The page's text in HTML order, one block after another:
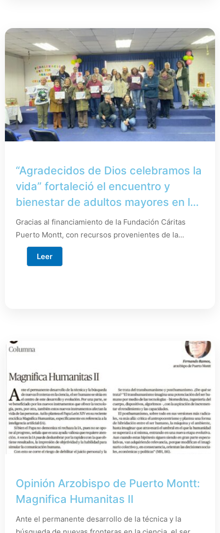
“Agradecidos de Dios celebramos la
vida” fortaleció el encuentro y
bienestar de adultos mayores en la
Parroquia Cristo Crucificado
Gracias al financiamiento de la Fundación Cáritas
Puerto Montt, con recursos provenientes de la...
Leer
Opinión Arzobispo de Puerto Montt:
Magnifica Humanitas II
Ante el permanente desarrollo de la técnica y la